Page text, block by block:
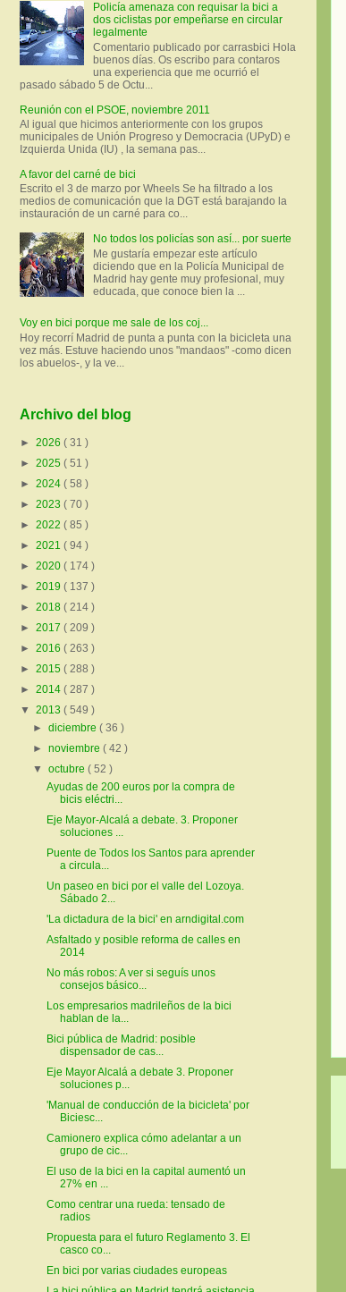
Policía amenaza con requisar la bici a
dos ciclistas por empeñarse en circular
legalmente
Comentario publicado por carrasbici Hola
buenos días. Os escribo para contaros
una experiencia que me ocurrió el
pasado sábado 5 de Octu...
Reunión con el PSOE, noviembre 2011
Al igual que hicimos anteriormente con los grupos
municipales de Unión Progreso y Democracia (UPyD) e
Izquierda Unida (IU) , la semana pas...
A favor del carné de bici
Escrito el 3 de marzo por Wheels Se ha filtrado a los
medios de comunicación que la DGT está barajando la
instauración de un carné para co...
No todos los policías son así... por suerte
Me gustaría empezar este artículo
diciendo que en la Policía Municipal de
Madrid hay gente muy profesional, muy
educada, que conoce bien la ...
Voy en bici porque me sale de los coj...
Hoy recorrí Madrid de punta a punta con la bicicleta una
vez más. Estuve haciendo unos "mandaos" -como dicen
los abuelos-, y la ve...
Archivo del blog
► 2026 ( 31 )
► 2025 ( 51 )
► 2024 ( 58 )
► 2023 ( 70 )
► 2022 ( 85 )
► 2021 ( 94 )
► 2020 ( 174 )
► 2019 ( 137 )
► 2018 ( 214 )
► 2017 ( 209 )
► 2016 ( 263 )
► 2015 ( 288 )
► 2014 ( 287 )
▼ 2013 ( 549 )
►diciembre( 36 )
►noviembre( 42 )
▼octubre( 52 )
Ayudas de 200 euros por la compra de
bicis eléctri...
Eje Mayor-Alcalá a debate. 3. Proponer
soluciones ...
Puente de Todos los Santos para aprender
a circula...
Un paseo en bici por el valle del Lozoya.
Sábado 2...
'La dictadura de la bici' en arndigital.com
Asfaltado y posible reforma de calles en
2014
No más robos: A ver si seguís unos
consejos básico...
Los empresarios madrileños de la bici
hablan de la...
Bici pública de Madrid: posible
dispensador de cas...
Eje Mayor Alcalá a debate 3. Proponer
soluciones p...
'Manual de conducción de la bicicleta' por
Biciesc...
Camionero explica cómo adelantar a un
grupo de cic...
El uso de la bici en la capital aumentó un
27% en ...
Como centrar una rueda: tensado de
radios
Propuesta para el futuro Reglamento 3. El
casco co...
En bici por varias ciudades europeas